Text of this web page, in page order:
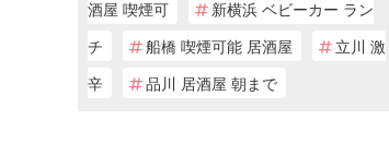
酒屋 喫煙可
新横浜 ベビーカー ラン
チ
船橋 喫煙可能 居酒屋
立川 激
辛
品川 居酒屋 朝まで